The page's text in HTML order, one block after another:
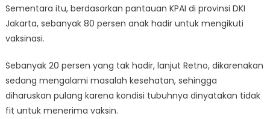
Sementara itu, berdasarkan pantauan KPAI di provinsi DKI
Jakarta, sebanyak 80 persen anak hadir untuk mengikuti
vaksinasi.
Sebanyak 20 persen yang tak hadir, lanjut Retno, dikarenakan
sedang mengalami masalah kesehatan, sehingga
diharuskan pulang karena kondisi tubuhnya dinyatakan tidak
fit untuk menerima vaksin.